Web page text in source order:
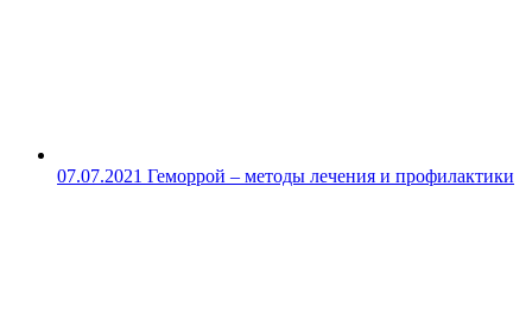
07.07.2021 Геморрой – методы лечения и профилактики